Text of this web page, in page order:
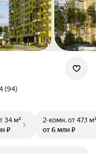
(94)
34 м²
₽
2-комн.от 47,1
от 6 млн ₽